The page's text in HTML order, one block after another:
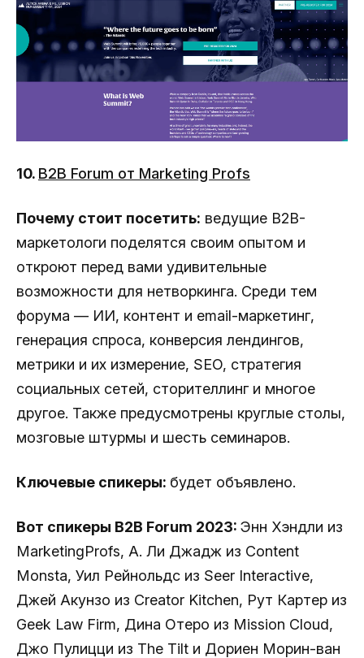
10. B2B Forum от Marketing Profs
Почему стоит посетить: ведущие B2B-
маркетологи поделятся своим опытом и
откроют перед вами удивительные
возможности для нетворкинга. Среди тем
форума — ИИ, контент и email-маркетинг,
генерация спроса, конверсия лендингов,
метрики и их измерение, SEO, стратегия
социальных сетей, сторителлинг и многое
другое. Также предусмотрены круглые столы,
мозговые штурмы и шесть семинаров.
Ключевые спикеры: будет объявлено.
Вот спикеры B2B Forum 2023: Энн Хэндли из
MarketingProfs, А. Ли Джадж из Content
Monsta, Уил Рейнольдс из Seer Interactive,
Джей Акунзо из Creator Kitchen, Рут Картер из
Geek Law Firm, Дина Отеро из Mission Cloud,
Джо Пулицци из The Tilt и Дориен Морин-ван